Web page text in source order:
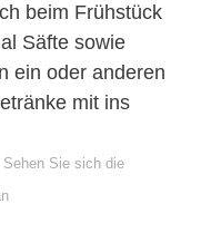
beim Frühstück
Säfte sowie
ein oder anderen
mit ins
Sehen Sie sich die